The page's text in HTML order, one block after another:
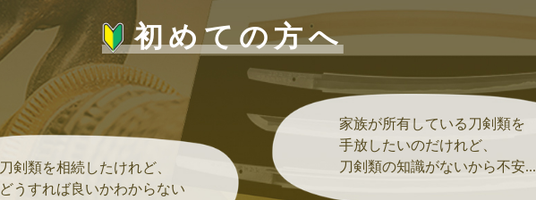
初めての方へ
家族が所有している刀剣類を
手放したいのだけれど、
刀剣類の知識がないから不安...
刀剣類を相続したけれど、
どうすれば良いかわからない